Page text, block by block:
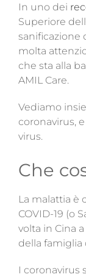
In uno dei
Superiore
sanificazione
molta
che sta alla
AMIL Care.
Vediamo
coronavirus,
virus.
Che
La malattia è
COVID-19 (o
volta in Cina
della famiglia
I coronavirus